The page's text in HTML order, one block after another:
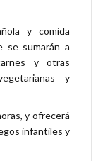
y comida
se sumarán a
y otras
y
y ofrecerá
infantiles y